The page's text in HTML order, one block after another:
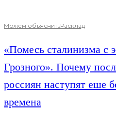
Можем объяснитьРасклад
«Помесь сталинизма с
Грозного». Почему
россиян наступят еше
времена